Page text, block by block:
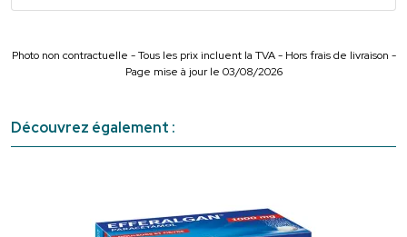
Photo non contractuelle - Tous les prix incluent la TVA - Hors frais de livraison -
Page mise à jour le 03/08/2026
Découvrez également :